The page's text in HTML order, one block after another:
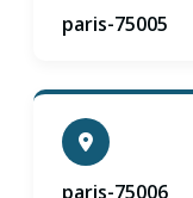
paris-75005
paris-75006